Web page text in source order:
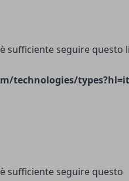
sufficiente seguire questo
technologies/types?hl=it
sufficiente seguire questo